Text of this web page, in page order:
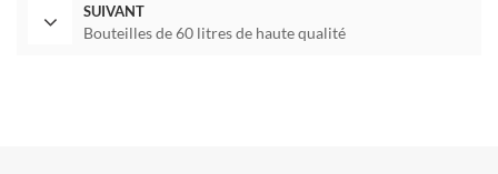
SUIVANT
Bouteilles de 60 litres de haute qualité